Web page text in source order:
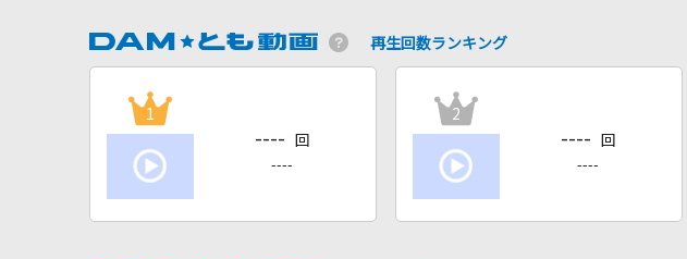
再生回数ランキング
1
---- 回
----
2
---- 回
----